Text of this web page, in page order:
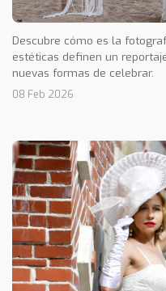
Descubre cómo es la
estéticas definen un
nuevas formas de celebrar.
08 Feb 2026